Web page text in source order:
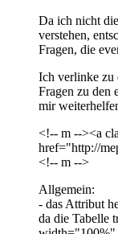
Da ich nicht
verstehen,
Fragen, die
Ich verlinke zu
Fragen zu den
mir
<!-- m --><a
href="http://
<!-- m -->
Allgemein:
- das Attribut
da die Tabelle